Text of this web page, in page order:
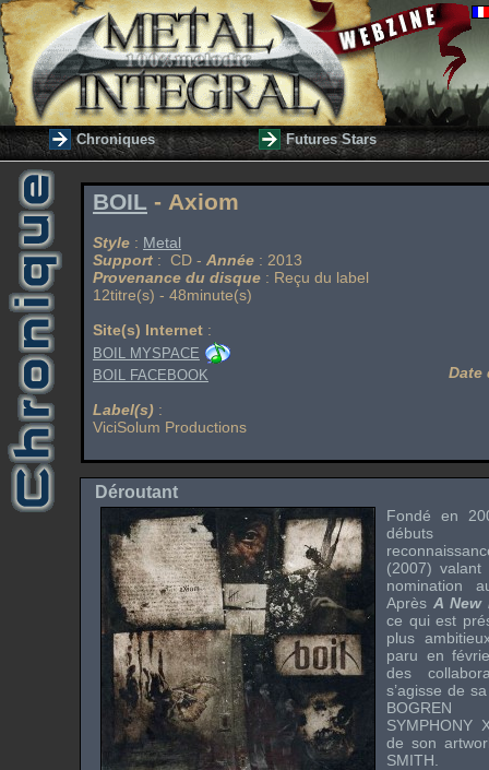
Chroniques Futures Stars
BOIL - Axiom
Style : Metal
Support : CD - Année : 2013
Provenance du disque : Reçu du label
12titre(s) - 48minute(s)
Site(s) Internet :
BOIL MYSPACE
BOIL FACEBOOK
Label(s) :
ViciSolum Productions
Date
Déroutant
Fondé en
débuts
(2007) valant
nomination
Après A New
ce qui est
plus
paru en
des
s’agisse de
BOGREN
SYMPHONY
de son
SMITH.